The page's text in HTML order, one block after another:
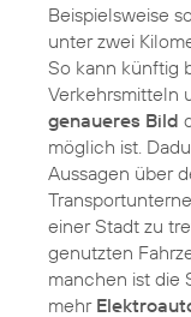
Beispielsweise
unter zwei
So kann künftig
Verkehrsmitteln
genaueres Bild
möglich ist.
Aussagen über
einer Stadt zu
genutzten
manchen ist die
mehr